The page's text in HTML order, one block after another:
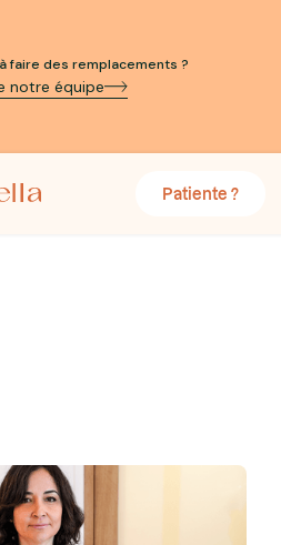
faire des remplacements ?
notre équipe
Patiente ?